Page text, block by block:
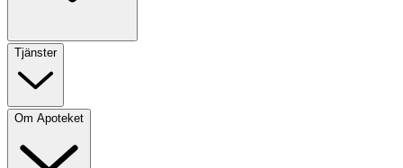
Tjänster
Om Apoteket